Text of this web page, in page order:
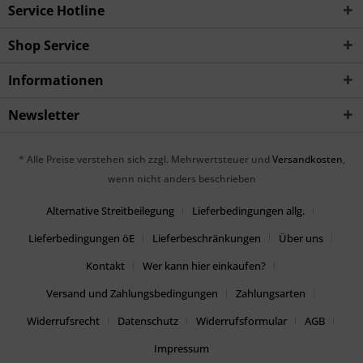
Service Hotline
Shop Service
Informationen
Newsletter
* Alle Preise verstehen sich zzgl. Mehrwertsteuer und Versandkosten,
wenn nicht anders beschrieben
Alternative Streitbeilegung
Lieferbedingungen allg.
Lieferbedingungen öE
Lieferbeschränkungen
Über uns
Kontakt
Wer kann hier einkaufen?
Versand und Zahlungsbedingungen
Zahlungsarten
Widerrufsrecht
Datenschutz Widerrufsformular
AGB
Impressum